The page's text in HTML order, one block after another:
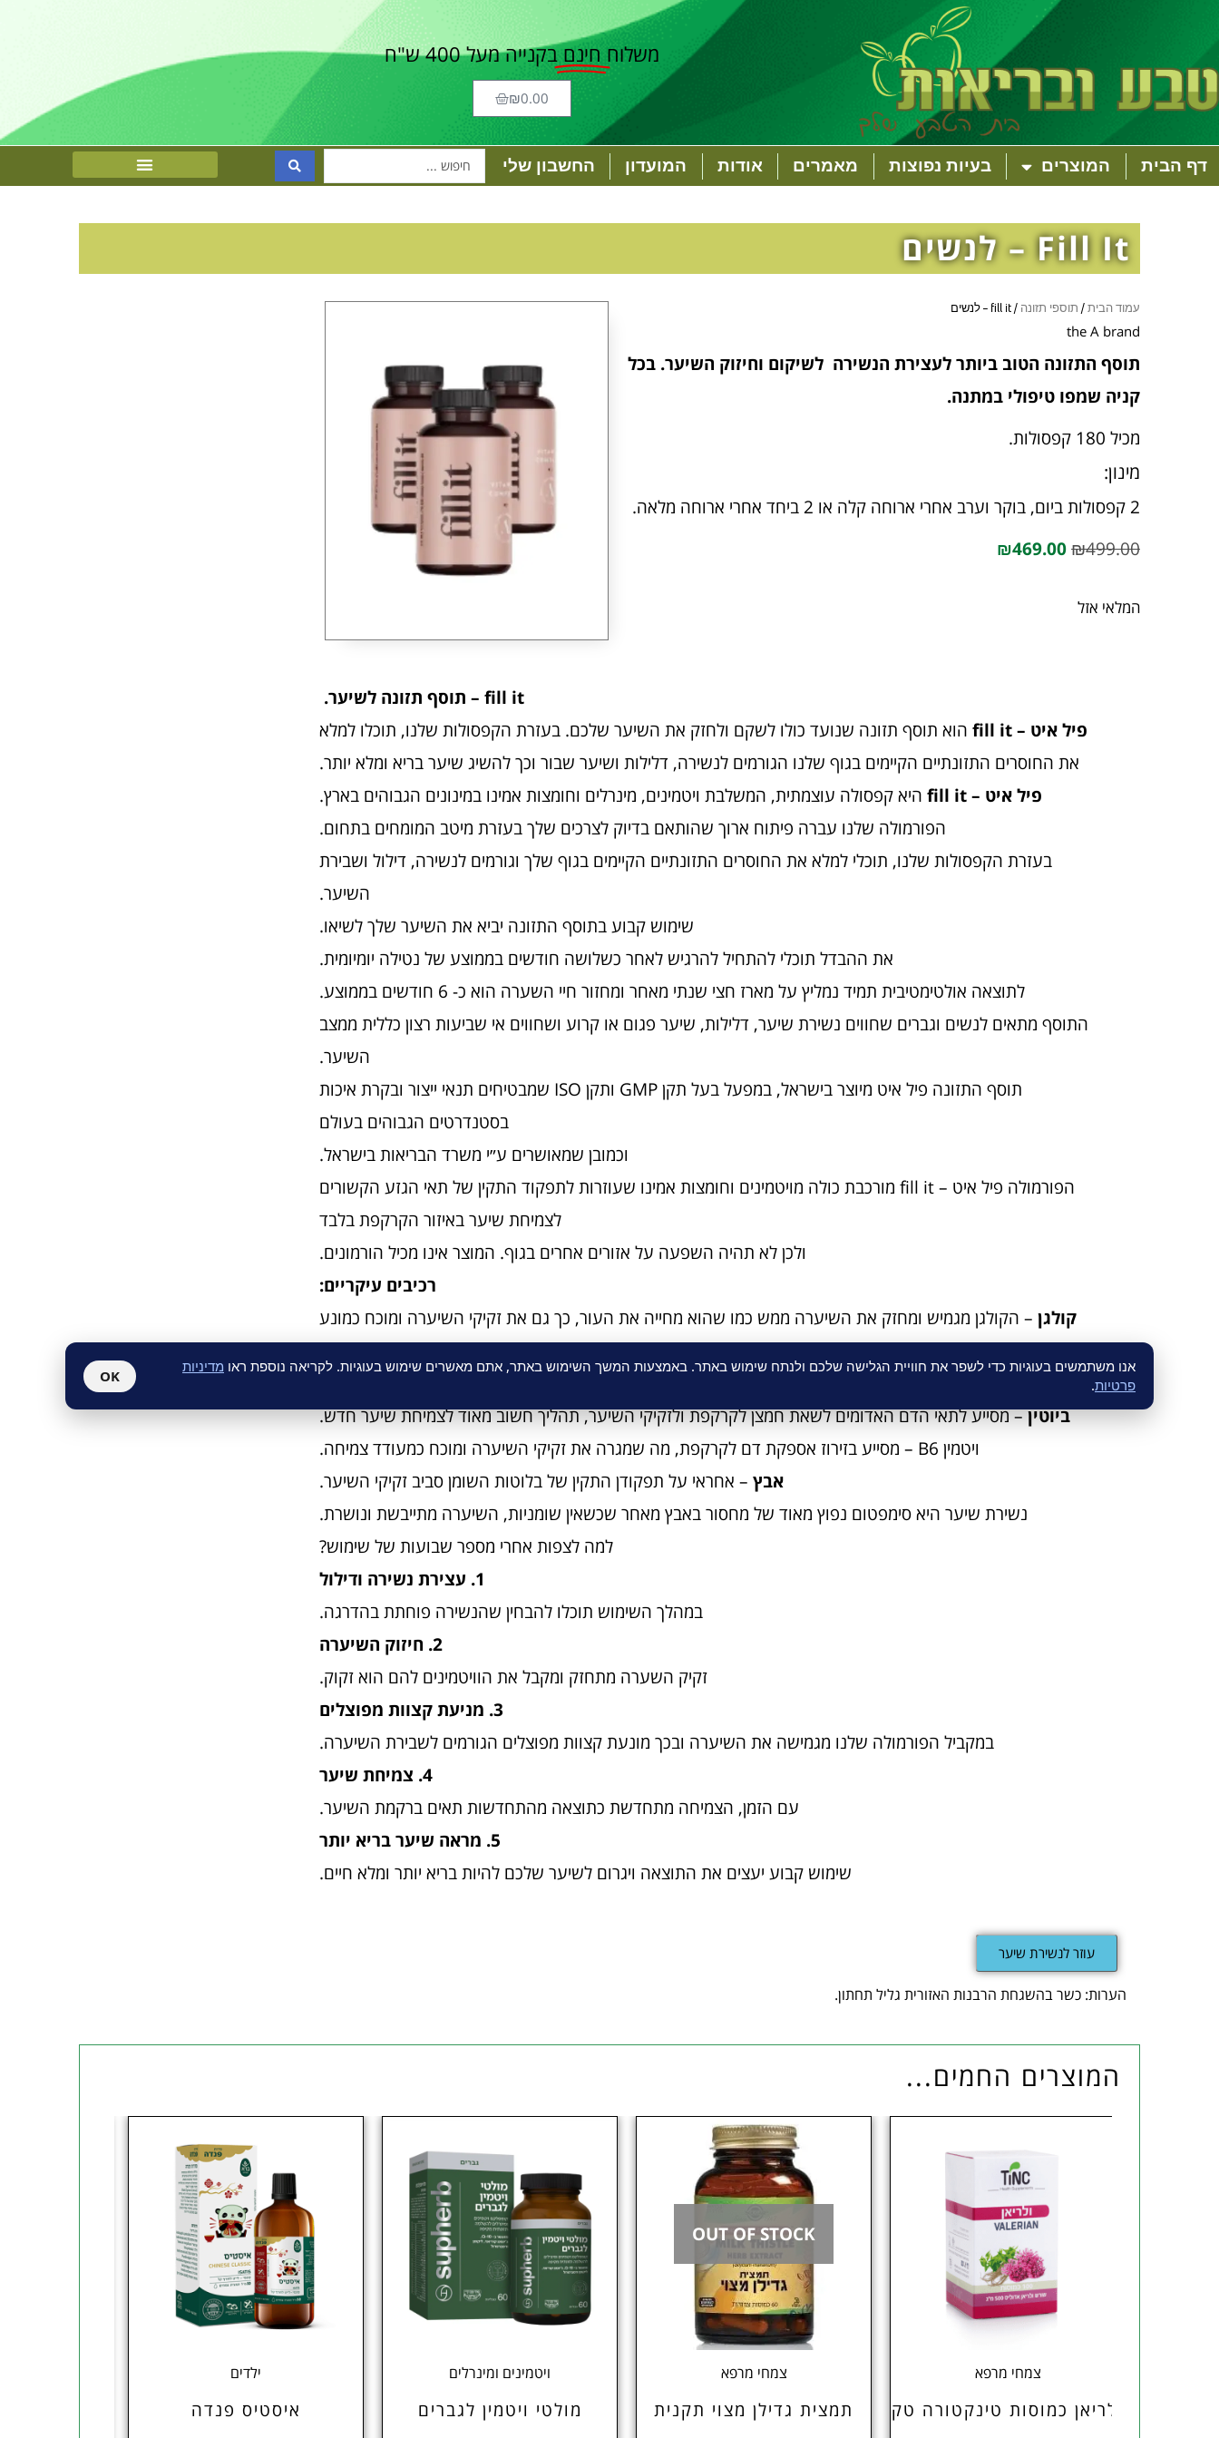
משלוח חינם בקנייה מעל 400 ש"ח
₪0.00
דף הבית המוצרים בעיות נפוצות מאמרים אודות המועדון החשבון שלי
Fill It – לנשים
עמוד הבית/ תוספי תזונה / fill it – לנשים
the A brand
תוסף התזונה הטוב ביותר לעצירת הנשירה לשיקום וחיזוק השיער. בכל
קניה שמפו טיפולי במתנה.
מכיל 180 קפסולות.
מינון:
2 קפסולות ביום, בוקר וערב אחרי ארוחה קלה או 2 ביחד אחרי ארוחה מלאה.
₪499.00
₪469.00
המלאי אזל
fill it – תוסף תזונה לשיער.
פיל איט – fill it
הוא תוסף תזונה שנועד כולו לשקם ולחזק את השיער שלכם. בעזרת הקפסולות שלנו, תוכלו למלא
את החוסרים התזונתיים הקיימים בגוף שלנו הגורמים לנשירה, דלילות ושיער שבור וכך להשיג שיער בריא ומלא יותר.
פיל איט – fill it
היא קפסולה עוצמתית, המשלבת ויטמינים, מינרלים וחומצות אמינו במינונים הגבוהים בארץ.
הפורמולה שלנו עברה פיתוח ארוך שהותאם בדיוק לצרכים שלך בעזרת מיטב המומחים בתחום.
בעזרת הקפסולות שלנו, תוכלי למלא את החוסרים התזונתיים הקיימים בגוף שלך וגורמים לנשירה, דילול ושבירת
השיער.
שימוש קבוע בתוסף התזונה יביא את השיער שלך לשיאו.
את ההבדל תוכלי להתחיל להרגיש לאחר כשלושה חודשים בממוצע של נטילה יומיומית.
לתוצאה אולטימטיבית תמיד נמליץ על מארז חצי שנתי מאחר ומחזור חיי השערה הוא כ- 6 חודשים בממוצע.
התוסף מתאים לנשים וגברים שחווים נשירת שיער, דלילות, שיער פגום או קרוע ושחווים אי שביעות רצון כללית ממצב
השיער.
תוסף התזונה פיל איט מיוצר בישראל, במפעל בעל תקן GMP ותקן ISO שמבטיחים תנאי ייצור ובקרת איכות
בסטנדרטים הגבוהים בעולם
וכמובן שמאושרים ע״י משרד הבריאות בישראל.
הפורמולה פיל איט – fill it מורכבת כולה מויטמינים וחומצות אמינו שעוזרות לתפקוד התקין של תאי הגזע הקשורים
לצמיחת שיער באיזור הקרקפת בלבד
ולכן לא תהיה השפעה על אזורים אחרים בגוף. המוצר אינו מכיל הורמונים.
רכיבים עיקריים:
קולגן – הקולגן מגמיש ומחזק את השיערה ממש כמו שהוא מחייה את העור, כך גם את זקיקי השיערה ומוכח כמונע
שבירה של שיער ונשירה שלו כתוצאה מכך.
ביוטין– מסייע לתאי הדם האדומים לשאת חמצן לקרקפת ולזקיקי השיער, תהליך חשוב מאוד לצמיחת שיער חדש.
ויטמין B6 – מסייע בזירוז אספקת דם לקרקפת, מה שמגרה את זקיקי השיערה ומוכח כמעודד צמיחה.
אבץ – אחראי על תפקודן התקין של בלוטות השומן סביב זקיקי השיער.
נשירת שיער היא סימפטום נפוץ מאוד של מחסור באבץ מאחר שכשאין שומניות, השיערה מתייבשת ונושרת.
למה לצפות אחרי מספר שבועות של שימוש?
1. עצירת נשירה ודילול
במהלך השימוש תוכלו להבחין שהנשירה פוחתת בהדרגה.
2. חיזוק השיערה
זקיק השערה מתחזק ומקבל את הוויטמינים להם הוא זקוק.
3. מניעת קצוות מפוצלים
במקביל הפורמולה שלנו מגמישה את השיערה ובכך מונעת קצוות מפוצלים הגורמים לשבירת השיערה.
4. צמיחת שיער
עם הזמן, הצמיחה מתחדשת כתוצאה מהתחדשות תאים ברקמת השיער.
5. מראה שיער בריא יותר
שימוש קבוע יעצים את התוצאה ויגרום לשיער שלכם להיות בריא יותר ומלא חיים.
עוזר לנשירת שיער
הערות: כשר בהשגחת הרבנות האזורית גליל תחתון.
המוצרים החמים...
צמחי מרפא
ולריאן כמוסות טינקטורה טק
OUT OF STOCK
צמחי מרפא
תמצית גדילן מצוי תקנית
ויטמינים ומינרלים
מולטי ויטמין לגברים
ילדים
איסטיס פנדה
אנו משתמשים בעוגיות כדי לשפר את חוויית הגלישה שלכם ולנתח שימוש באתר. באמצעות המשך השימוש באתר, אתם מאשרים שימוש בעוגיות. לקריאה נוספת ראו מדיניות
פרטיות.
OK